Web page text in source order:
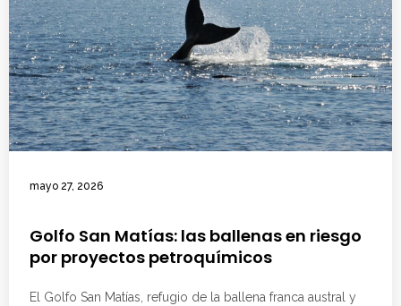
mayo 27, 2026
Golfo San Matías: las ballenas en riesgo
por proyectos petroquímicos
El Golfo San Matías, refugio de la ballena franca austral y